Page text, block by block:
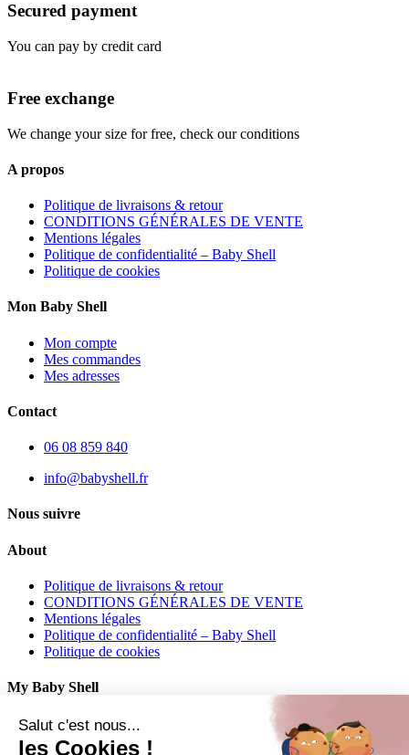
Secured payment
You can pay by credit card
Free exchange
We change your size for free, check our conditions
A propos
Politique de livraisons & retour
CONDITIONS GÉNÉRALES DE VENTE
Mentions légales
Politique de confidentialité – Baby Shell
Politique de cookies
Mon Baby Shell
Mon compte
Mes commandes
Mes adresses
Contact
06 08 859 840
info@babyshell.fr
Nous suivre
About
Politique de livraisons & retour
CONDITIONS GÉNÉRALES DE VENTE
Mentions légales
Politique de confidentialité – Baby Shell
Politique de cookies
My Baby Shell
Mon compte
Mes commandes
Salut c'est nous...
les Cookies !